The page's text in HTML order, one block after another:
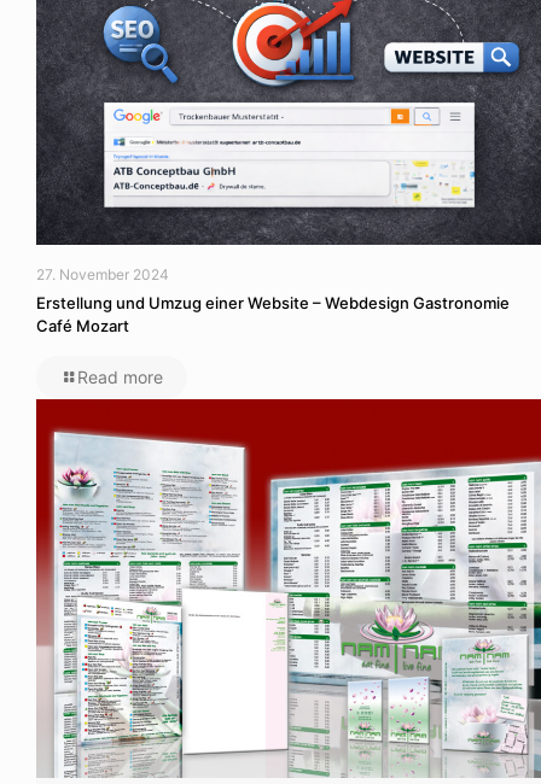
27. November 2024
Erstellung und Umzug einer Website – Webdesign Gastronomie
Café Mozart
Read more